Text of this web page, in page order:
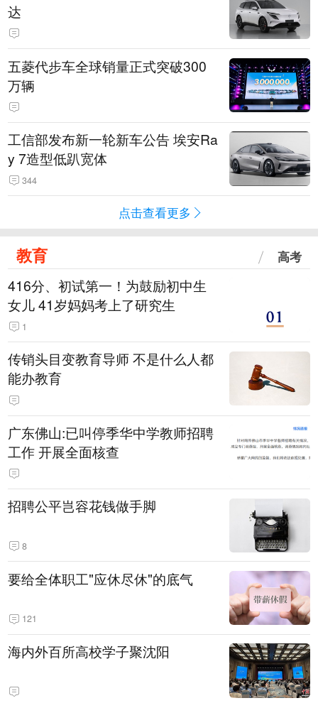
达
五菱代步车全球销量正式突破300
万辆
工信部发布新一轮新车公告 埃安Ra
y 7造型低趴宽体
344
点击查看更多
教育 高考
416分、初试第一！为鼓励初中生
女儿 41岁妈妈考上了研究生
1
传销头目变教育导师 不是什么人都
能办教育
广东佛山:已叫停季华中学教师招聘
工作 开展全面核查
招聘公平岂容花钱做手脚
8
要给全体职工"应休尽休"的底气
121
海内外百所高校学子聚沈阳